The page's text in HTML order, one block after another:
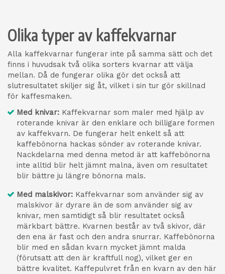
Olika typer av kaffekvarnar
Alla kaffekvarnar fungerar inte på samma sätt och det
finns i huvudsak två olika sorters kvarnar att välja
mellan. Då de fungerar olika gör det också att
slutresultatet skiljer sig åt, vilket i sin tur gör skillnad
för kaffesmaken.
Med knivar: Kaffekvarnar som maler med hjälp av
roterande knivar är den enklare och billigare formen
av kaffekvarn. De fungerar helt enkelt så att
kaffebönorna hackas sönder av roterande knivar.
Nackdelarna med denna metod är att kaffebönorna
inte alltid blir helt jämnt malna, även om resultatet
blir bättre ju längre bönorna mals.
Med malskivor: Kaffekvarnar som använder sig av
malskivor är dyrare än de som använder sig av
knivar, men samtidigt så blir resultatet också
märkbart bättre. Kvarnen består av två skivor, där
den ena är fast och den andra snurrar. Kaffebönorna
blir med en sådan kvarn mycket jämnt malda
(förutsatt att den är kraftfull nog), vilket ger en
bättre kvalitet. Kaffepulvret från en kvarn av den här